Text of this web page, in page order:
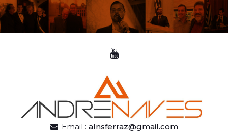
Skip to content
Email : alnsferraz@gmail.com